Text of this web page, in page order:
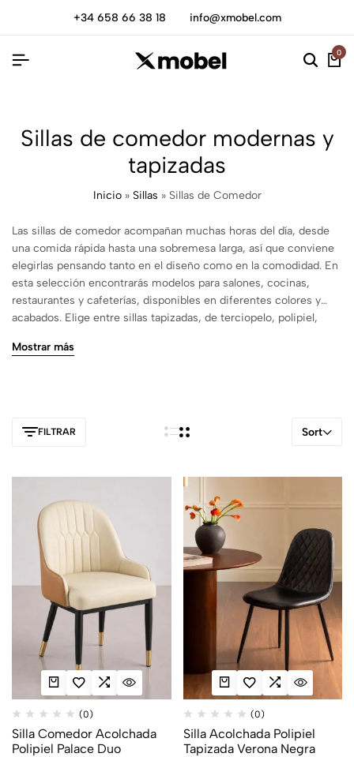
+34 658 66 38 18 info@xmobel.com
0
Sillas de comedor modernas y
tapizadas
Inicio» Sillas » Sillas de Comedor
Las sillas de comedor acompañan muchas horas del día, desde
una comida rápida hasta una sobremesa larga, así que conviene
elegirlas pensando tanto en el diseño como en la comodidad. En
esta selección encontrarás modelos para salones, cocinas,
restaurantes y cafeterías, disponibles en diferentes colores y
acabados. Elige entre sillas tapizadas, de terciopelo, polipiel,
industrial. También encontrarás modelos con reposabrazos o
Mostrar más
FILTRAR Sort
(0)
Silla Comedor Acolchada
Polipiel Palace Duo
(0)
Silla Acolchada Polipiel
Tapizada Verona Negra